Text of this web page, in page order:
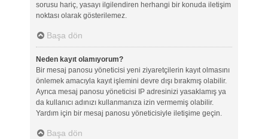
sorusu hariç, yasayı ilgilendiren herhangi bir konuda iletişim
noktası olarak gösterilemez.
Başa dön
Neden kayıt olamıyorum?
Bir mesaj panosu yöneticisi yeni ziyaretçilerin kayıt olmasını
önlemek amacıyla kayıt işlemini devre dışı bırakmış olabilir.
Ayrıca mesaj panosu yöneticisi IP adresinizi yasaklamış ya
da kullanıcı adınızı kullanmanıza izin vermemiş olabilir.
Yardım için bir mesaj panosu yöneticisiyle iletişime geçin.
Başa dön